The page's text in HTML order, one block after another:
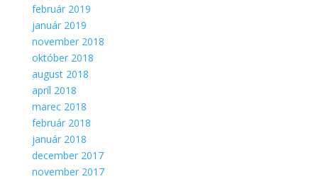
február 2019
január 2019
november 2018
október 2018
august 2018
apríl 2018
marec 2018
február 2018
január 2018
december 2017
november 2017